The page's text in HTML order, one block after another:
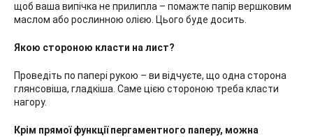
щоб ваша випічка не прилипла – помажте папір вершковим
маслом або рослинною олією. Цього буде досить.
Якою стороною класти на лист?
Проведіть по папері рукою – ви відчуєте, що одна сторона
глянсовіша, гладкіша. Саме цією стороною треба класти
нагору.
Крім прямої функції пергаментного паперу, можна